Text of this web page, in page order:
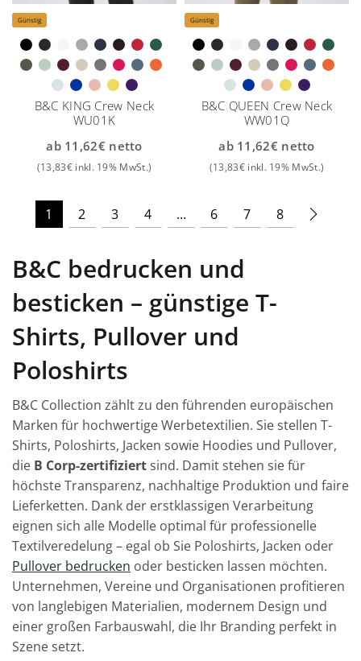
Günstig
B&C KING Crew Neck
WU01K
ab 11,62€netto
(13,83€ inkl. 19% MwSt.)
Günstig
B&C QUEEN Crew Neck
WW01Q
ab 11,62€netto
(13,83€ inkl. 19% MwSt.)
1 2 3 4 … 6 7 8
B&C bedrucken und
besticken – günstige T-
Shirts, Pullover und
Poloshirts
B&C Collection zählt zu den führenden europäischen
Marken für hochwertige Werbetextilien. Sie stellen T-
Shirts, Poloshirts, Jacken sowie Hoodies und Pullover,
die B Corp-zertifiziert sind. Damit stehen sie für
höchste Transparenz, nachhaltige Produktion und faire
Lieferketten. Dank der erstklassigen Verarbeitung
eignen sich alle Modelle optimal für professionelle
Textilveredelung – egal ob Sie Poloshirts, Jacken oder
Pullover bedrucken oder besticken lassen möchten.
Unternehmen, Vereine und Organisationen profitieren
von langlebigen Materialien, modernem Design und
einer großen Farbauswahl, die Ihr Branding perfekt in
Szene setzt.